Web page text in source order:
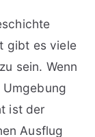
gibt es viele
sein. Wenn
ist der
Ausflug